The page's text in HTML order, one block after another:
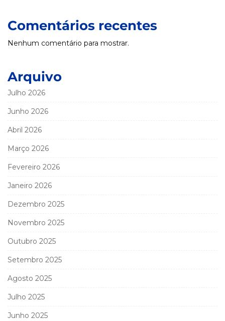
Comentários recentes
Nenhum comentário para mostrar.
Arquivo
Julho 2026
Junho 2026
Abril 2026
Março 2026
Fevereiro 2026
Janeiro 2026
Dezembro 2025
Novembro 2025
Outubro 2025
Setembro 2025
Agosto 2025
Julho 2025
Junho 2025